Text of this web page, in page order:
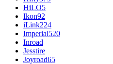
HiLO5
Ikon92
iLink224
Imperial520
Inroad
Jesstire
Joyroad65